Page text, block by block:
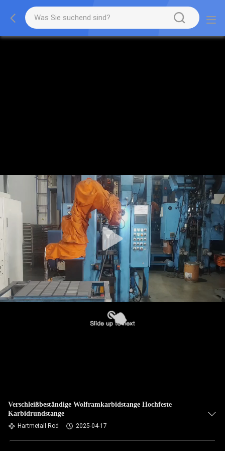
Verschleißbeständige Wolframkarbidstange Hochfeste
Karbidrundstange
Hartmetall Rod 2025-04-17